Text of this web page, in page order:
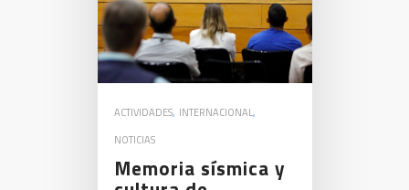
ACTIVIDADES, INTERNACIONAL,
NOTICIAS
Memoria sísmica y